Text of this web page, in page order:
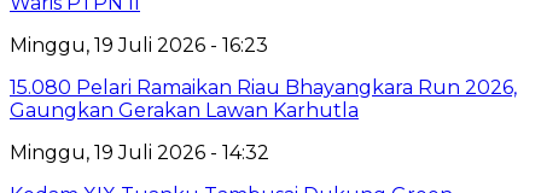
Minggu, 19 Juli 2026 - 16:23
15.080 Pelari Ramaikan Riau Bhayangkara Run 2026,
Gaungkan Gerakan Lawan Karhutla
Minggu, 19 Juli 2026 - 14:32